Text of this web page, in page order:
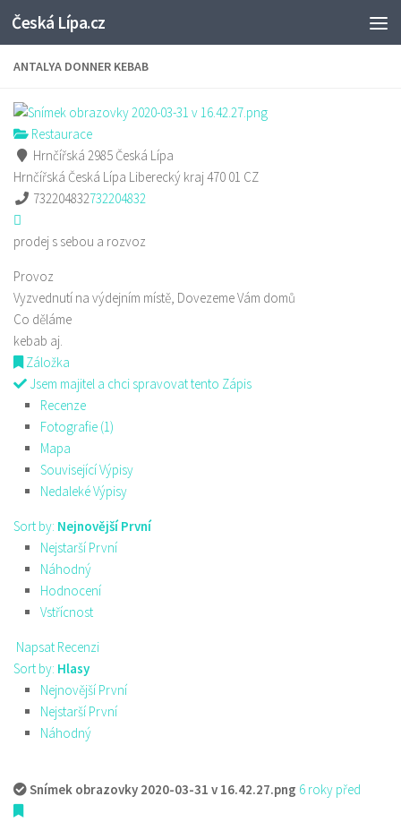
Skip to content
Česká Lípa.cz
ANTALYA DONNER KEBAB
Restaurace
Hrnčířská 2985 Česká Lípa
Hrnčířská Česká Lípa Liberecký kraj470 01 CZ
732204832732204832
prodej s sebou a rozvoz
Provoz
Vyzvednutí na výdejním místě, Dovezeme Vám domů
Co děláme
kebab aj.
Záložka
Jsem majitel a chci spravovat tento Zápis
Recenze
Fotografie (1)
Mapa
Související Výpisy
Nedaleké Výpisy
Sort by: Nejnovější První
Nejstarší První
Náhodný
Hodnocení
Vstřícnost
Napsat Recenzi
Sort by: Hlasy
Nejnovější První
Nejstarší První
Náhodný
Snímek obrazovky 2020-03-31 v 16.42.27.png 6 roky před